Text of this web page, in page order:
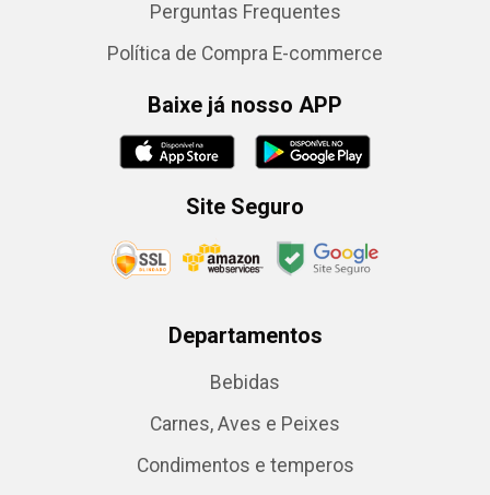
Perguntas Frequentes
Política de Compra E-commerce
Baixe já nosso APP
Site Seguro
Departamentos
Bebidas
Carnes, Aves e Peixes
Condimentos e temperos